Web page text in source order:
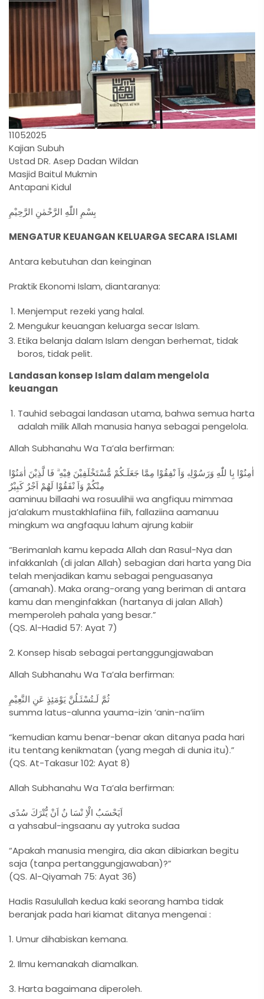
11052025
Kajian Subuh
Ustad DR. Asep Dadan Wildan
Masjid Baitul Mukmin
Antapani Kidul
بِسْمِ اللّٰهِ الرَّحْمٰنِ الرَّحِيْمِ
MENGATUR KEUANGAN KELUARGA SECARA ISLAMI
Antara kebutuhan dan keinginan
Praktik Ekonomi Islam, diantaranya:
Menjemput rezeki yang halal.
Mengukur keuangan keluarga secar Islam.
Etika belanja dalam Islam dengan berhemat, tidak
boros, tidak pelit.
Landasan konsep Islam dalam mengelola
keuangan
Tauhid sebagai landasan utama, bahwa semua harta
adalah milik Allah manusia hanya sebagai pengelola.
Allah Subhanahu Wa Ta’ala berfirman:
اٰمِنُوْا بِا للّٰهِ وَرَسُوْلِهٖ وَاَ نْفِقُوْا مِمَّا جَعَلَـكُمْ مُّسْتَخْلَفِيْنَ فِيْهِ ۗ فَا لَّذِيْنَ اٰمَنُوْا
مِنْكُمْ وَاَ نْفَقُوْا لَهُمْ اَجْرٌ كَبِيْرٌ
aaminuu billaahi wa rosuulihii wa angfiquu mimmaa
ja’alakum mustakhlafiina fiih, fallaziina aamanuu
mingkum wa angfaquu lahum ajrung kabiir
“Berimanlah kamu kepada Allah dan Rasul-Nya dan
infakkanlah (di jalan Allah) sebagian dari harta yang Dia
telah menjadikan kamu sebagai penguasanya
(amanah). Maka orang-orang yang beriman di antara
kamu dan menginfakkan (hartanya di jalan Allah)
memperoleh pahala yang besar.”
(QS. Al-Hadid 57: Ayat 7)
Konsep hisab sebagai pertanggungjawaban
Allah Subhanahu Wa Ta’ala berfirman:
ثُمَّ لَـتُسْئَـلُنَّ يَوْمَئِذٍ عَنِ النَّعِيْمِ
summa latus-alunna yauma-izin ‘anin-na’iim
“kemudian kamu benar-benar akan ditanya pada hari
itu tentang kenikmatan (yang megah di dunia itu).”
(QS. At-Takasur 102: Ayat 8)
Allah Subhanahu Wa Ta’ala berfirman:
a yahsabul-ingsaanu ay yutroka sudaa
“Apakah manusia mengira, dia akan dibiarkan begitu
saja (tanpa pertanggungjawaban)?”
(QS. Al-Qiyamah 75: Ayat 36)
Hadis Rasulullah kedua kaki seorang hamba tidak
beranjak pada hari kiamat ditanya mengenai :
1. Umur dihabiskan kemana.
2. Ilmu kemanakah diamalkan.
3. Harta bagaimana diperoleh.